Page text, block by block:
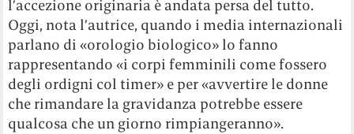
l’accezione originaria è andata persa del tutto.
Oggi, nota l’autrice, quando i media internazionali
parlano di «orologio biologico» lo fanno
rappresentando «i corpi femminili come fossero
degli ordigni col timer» e per «avvertire le donne
che rimandare la gravidanza potrebbe essere
qualcosa che un giorno rimpiangeranno».